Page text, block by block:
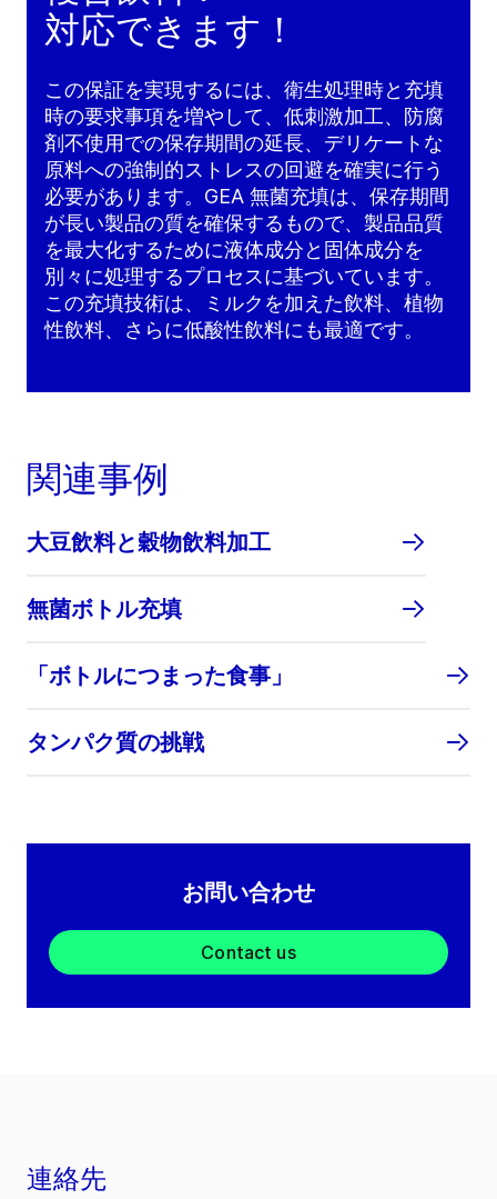
対応できます！
この保証を実現するには、衛生処理時と充填
時の要求事項を増やして、低刺激加工、防腐
剤不使用での保存期間の延長、デリケートな
原料への強制的ストレスの回避を確実に行う
必要があります。GEA 無菌充填は、保存期間
が長い製品の質を確保するもので、製品品質
を最大化するために液体成分と固体成分を
別々に処理するプロセスに基づいています。
この充填技術は、ミルクを加えた飲料、植物
性飲料、さらに低酸性飲料にも最適です。
関連事例
大豆飲料と穀物飲料加工
無菌ボトル充填
「ボトルにつまった食事」
タンパク質の挑戦
お問い合わせ
Contact us
連絡先